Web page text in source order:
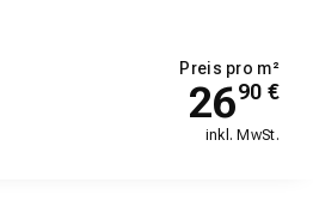
Preis pro m²
2690 €
inkl. MwSt.